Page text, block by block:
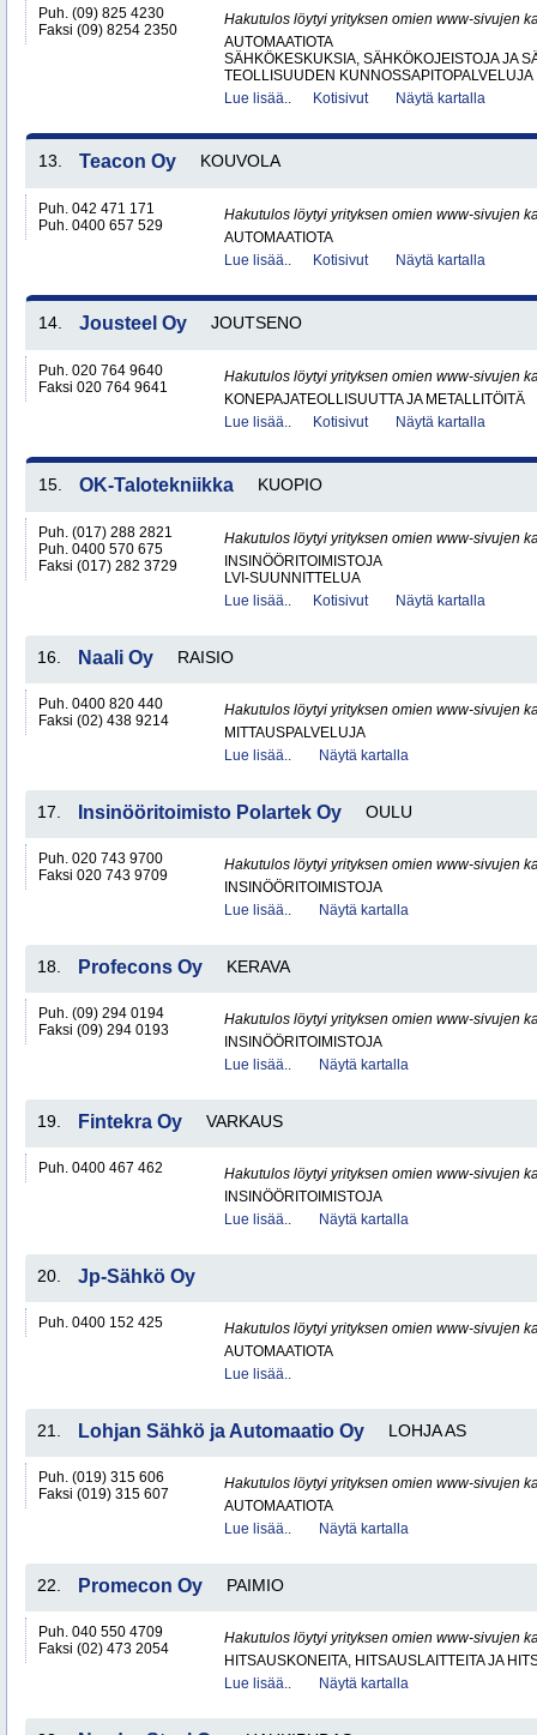
Puh. (09) 825 4230
Faksi (09) 8254 2350
Hakutulos löytyi yrityksen omien www-sivujen
AUTOMAATIOTA
SÄHKÖKESKUKSIA, SÄHKÖKOJEISTOJA JA
TEOLLISUUDEN KUNNOSSAPITOPALVELUJA
Lue lisää..
Kotisivut Näytä kartalla
13. Teacon Oy KOUVOLA
Puh. 042 471 171
Puh. 0400 657 529
Hakutulos löytyi yrityksen omien www-sivujen
AUTOMAATIOTA
Lue lisää..
Kotisivut Näytä kartalla
14. Jousteel Oy JOUTSENO
Puh. 020 764 9640
Faksi 020 764 9641
Hakutulos löytyi yrityksen omien www-sivujen
KONEPAJATEOLLISUUTTA JA METALLITÖITÄ
Lue lisää..
Kotisivut Näytä kartalla
15. OK-Talotekniikka KUOPIO
Puh. (017) 288 2821
Puh. 0400 570 675
Faksi (017) 282 3729
Hakutulos löytyi yrityksen omien www-sivujen
INSINÖÖRITOIMISTOJA
LVI-SUUNNITTELUA
Lue lisää..
Kotisivut Näytä kartalla
16. Naali Oy RAISIO
Puh. 0400 820 440
Faksi (02) 438 9214
Hakutulos löytyi yrityksen omien www-sivujen
MITTAUSPALVELUJA
Lue lisää..
Näytä kartalla
17. Insinööritoimisto Polartek Oy OULU
Puh. 020 743 9700
Faksi 020 743 9709
Hakutulos löytyi yrityksen omien www-sivujen
INSINÖÖRITOIMISTOJA
Lue lisää..
Näytä kartalla
18. Profecons Oy KERAVA
Puh. (09) 294 0194
Faksi (09) 294 0193
Hakutulos löytyi yrityksen omien www-sivujen
INSINÖÖRITOIMISTOJA
Lue lisää..
Näytä kartalla
19. Fintekra Oy VARKAUS
Puh. 0400 467 462
Hakutulos löytyi yrityksen omien www-sivujen
INSINÖÖRITOIMISTOJA
Lue lisää..
Näytä kartalla
20. Jp-Sähkö Oy
Puh. 0400 152 425
Hakutulos löytyi yrityksen omien www-sivujen
AUTOMAATIOTA
Lue lisää..
21. Lohjan Sähkö ja Automaatio Oy LOHJA AS
Puh. (019) 315 606
Faksi (019) 315 607
Hakutulos löytyi yrityksen omien www-sivujen
AUTOMAATIOTA
Lue lisää..
Näytä kartalla
22. Promecon Oy PAIMIO
Puh. 040 550 4709
Faksi (02) 473 2054
Hakutulos löytyi yrityksen omien www-sivujen
HITSAUSKONEITA, HITSAUSLAITTEITA JA
Lue lisää..
Näytä kartalla